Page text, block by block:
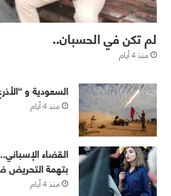
لم تكن في الحسبان..
منذ 4 أيام
‏⁧‫السعودية‬⁩ و
منذ 4 أيام
القضاء
بتهمة التحريض
منذ 4 أيام